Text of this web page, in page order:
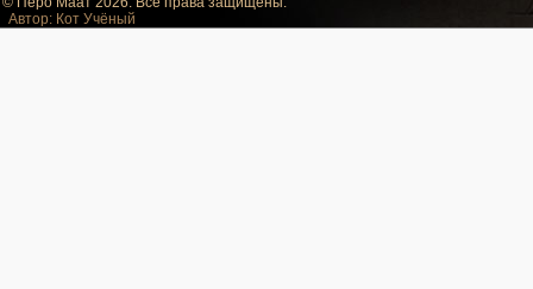
Автор: Кот Учёный